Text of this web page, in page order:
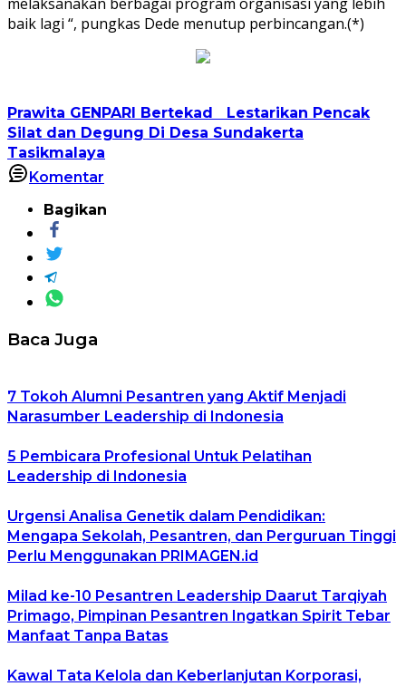
baik lagi “, pungkas Dede menutup perbincangan.(*)
Prawita GENPARI Bertekad Lestarikan Pencak
Silat dan Degung Di Desa Sundakerta
Tasikmalaya
Komentar
Bagikan
Baca Juga
7 Tokoh Alumni Pesantren yang Aktif Menjadi
Narasumber Leadership di Indonesia
5 Pembicara Profesional Untuk Pelatihan
Leadership di Indonesia
Urgensi Analisa Genetik dalam Pendidikan:
Mengapa Sekolah, Pesantren, dan Perguruan Tinggi
Perlu Menggunakan PRIMAGEN.id
Milad ke-10 Pesantren Leadership Daarut Tarqiyah
Primago, Pimpinan Pesantren Ingatkan Spirit Tebar
Manfaat Tanpa Batas
Kawal Tata Kelola dan Keberlanjutan Korporasi,